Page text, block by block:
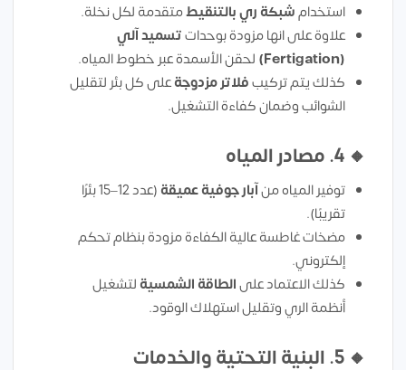
استخدامشبكة ري بالتنقيطمتقدمة لكل نخلة.
علاوة على انها مزودة بوحداتتسميد آلي
(Fertigation)
لحقن الأسمدة عبر خطوط المياه.
كذلك يتم تركيبفلاتر مزدوجةعلى كل بئر لتقليل
الشوائب وضمان كفاءة التشغيل.
🔸4. مصادر المياه
توفير المياه منآبار جوفية عميقة
(عدد 12–15 بئرًا
تقريبًا).
مضخات غاطسة عالية الكفاءة مزودة بنظام تحكم
إلكتروني.
كذلك الاعتماد علىالطاقة الشمسية لتشغيل
أنظمة الري وتقليل استهلاك الوقود.
🔸5. البنية التحتية والخدمات